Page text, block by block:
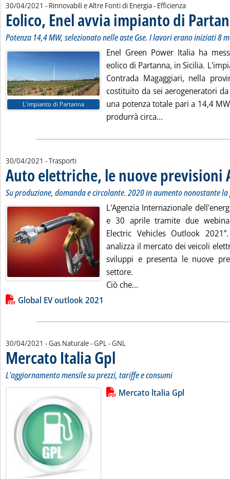
30/04/2021 - Rinnovabili e Altre Fonti di Energia - Efficienza
Eolico, Enel avvia impianto di
Potenza 14,4 MW, selezionato nelle aste Gse. I lavori erano iniziati 8
L'impianto di Partanna
Enel Green Power Italia ha
eolico di Partanna, in Sicilia.
Contrada Magaggiari, nella
costituito da sei aerogeneratori
una potenza totale pari a 14,4
produrrà circa...
30/04/2021 - Trasporti
Auto elettriche, le nuove previsioni
Su produzione, domanda e circolante. 2020 in aumento nonostante
L'Agenzia Internazionale
e 30 aprile tramite due
Electric Vehicles Outlook
analizza il mercato dei veicoli
sviluppi e presenta le nuove
settore.
Ciò che...
Lista allegati PDF alla notizia
Global EV outlook 2021
30/04/2021 - Gas Naturale - GPL - GNL
Mercato Italia Gpl
L'aggiornamento mensile su prezzi, tariffe e consumi
Leggi tutta la notizia: 'Mercato
Lista allegati PDF alla notiziaMercato ltalia Gpl